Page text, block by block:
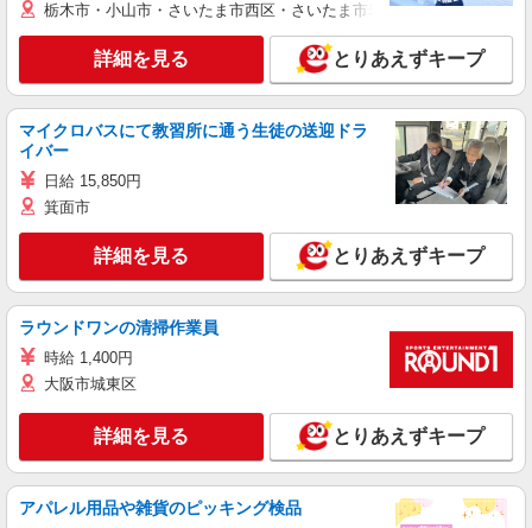
栃木市・小山市・さいたま市西区・さいたま市岩槻区・久喜市・蓮田
詳細を見る とりあえずキープ
マイクロバスにて教習所に通う生徒の送迎ドラ
イバー
日給 15,850円
箕面市
詳細を見る とりあえずキープ
ラウンドワンの清掃作業員
時給 1,400円
大阪市城東区
詳細を見る とりあえずキープ
アパレル用品や雑貨のピッキング検品